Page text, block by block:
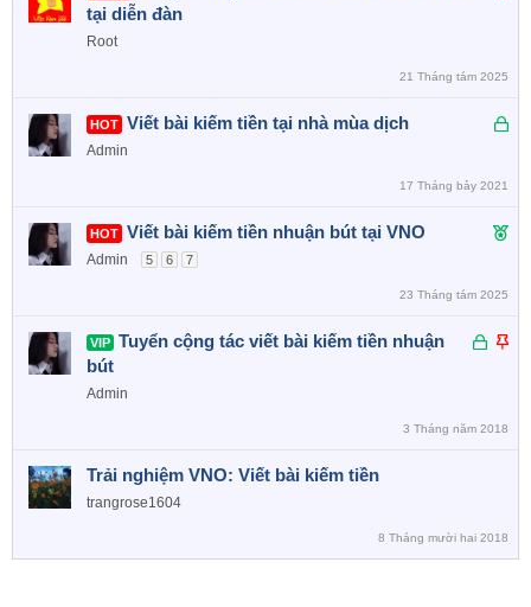
c
tại diễn đàn
Root
21 Tháng tám 2025
Đ
ó
HOT Viết bài kiếm tiền tại nhà mùa dịch
Admin
17 Tháng bảy 2021
F
u
HOT Viết bài kiếm tiền nhuận bút tại VNO
Admin 5 6 7
23 Tháng tám 2025
Đ
ó
D
VIP Tuyển cộng tác viết bài kiếm tiền nhuận
bút
Admin
3 Tháng năm 2018
Trải nghiệm VNO: Viết bài kiếm tiền
trangrose1604
8 Tháng mười hai 2018